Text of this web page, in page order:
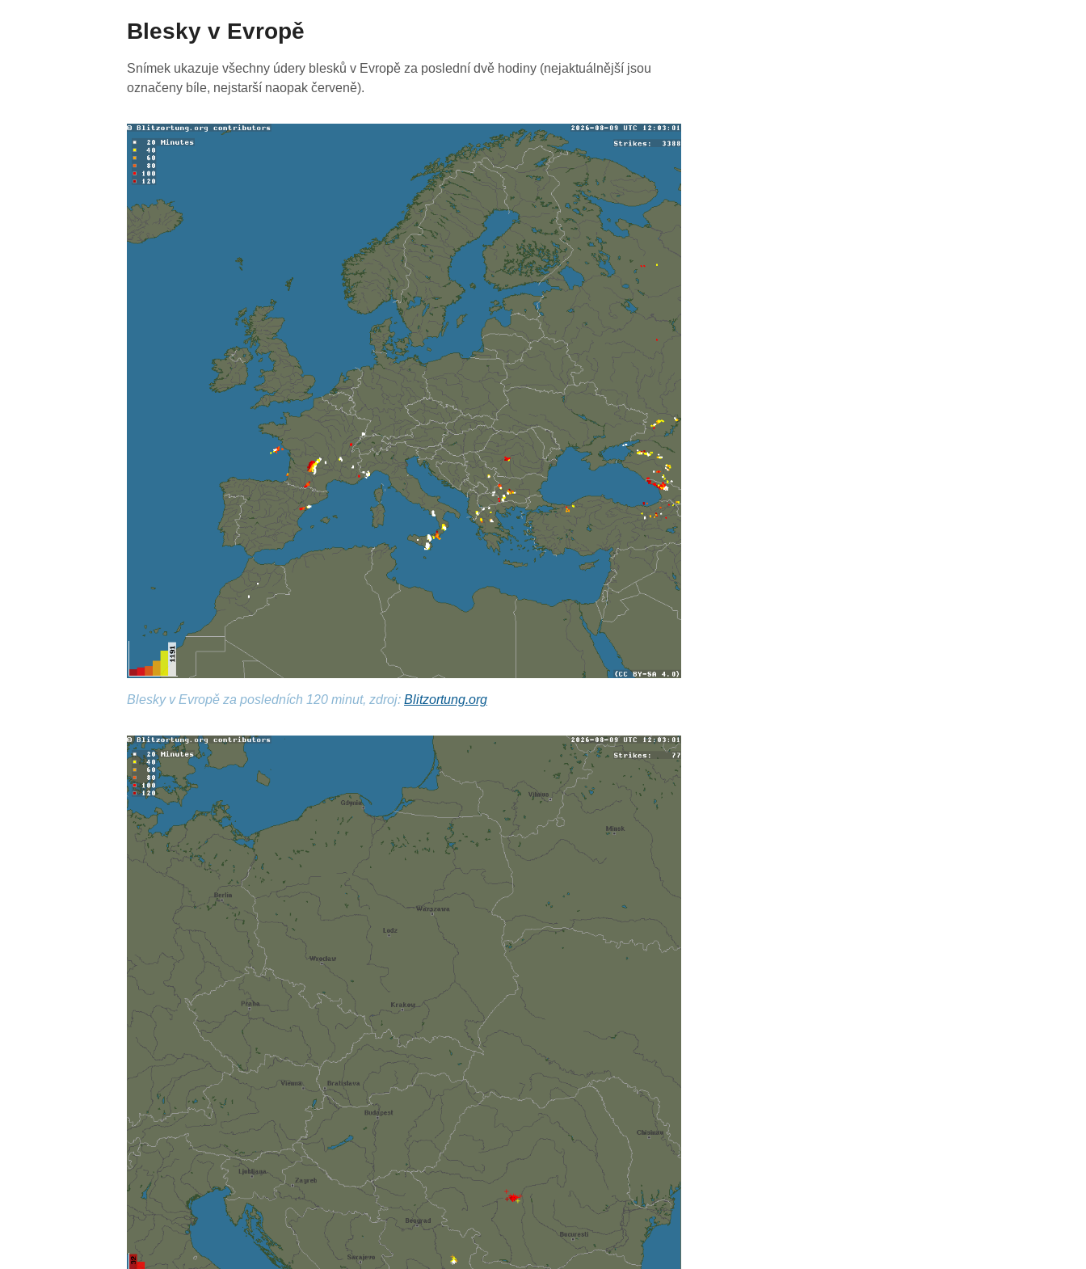
11:40
11:10
11:00
Blesky v Evropě
Snímek ukazuje všechny údery blesků v Evropě za poslední dvě hodiny (nejaktuálnější jsou
označeny bíle, nejstarší naopak červeně).
Blesky v Evropě za posledních 120 minut, zdroj:Blitzortung.org